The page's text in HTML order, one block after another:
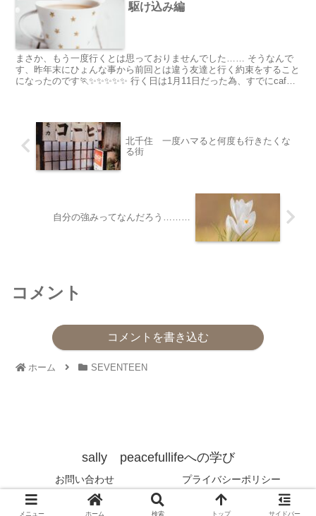
駆け込み編
まさか、もう一度行くとは思っておりませんでした…… そうなんで
す、昨年末にひょんな事から前回とは違う友達と行く約束をすること
になったのです🏃✨✨✨✨✨ 行く日は1月11日だった為、すでにcafe
北千住 一度ハマると何度も行きたくな
る街
自分の強みってなんだろう………
コメント
コメントを書き込む
ホーム SEVENTEEN
sally peacefullifeへの学び
お問い合わせ プライバシーポリシー
© 2022 sally peacefullifeへの学び.
メニュー ホーム 検索 トップ サイドバー